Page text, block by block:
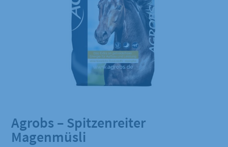
Agrobs – Spitzenreiter
Magenmüsli